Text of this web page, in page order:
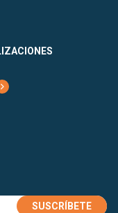
SUSCRÍBETE